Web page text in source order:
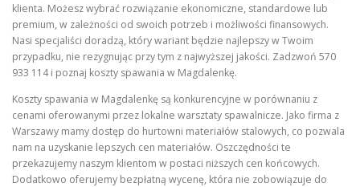
klienta. Możesz wybrać rozwiązanie ekonomiczne, standardowe lub
premium, w zależności od swoich potrzeb i możliwości finansowych.
Nasi specjaliści doradzą, który wariant będzie najlepszy w Twoim
przypadku, nie rezygnując przy tym z najwyższej jakości. Zadzwoń 570
933 114 i poznaj koszty spawania w Magdalenkę.
Koszty spawania w Magdalenkę są konkurencyjne w porównaniu z
cenami oferowanymi przez lokalne warsztaty spawalnicze. Jako firma z
Warszawy mamy dostęp do hurtowni materiałów stalowych, co pozwala
nam na uzyskanie lepszych cen materiałów. Oszczędności te
przekazujemy naszym klientom w postaci niższych cen końcowych.
Dodatkowo oferujemy bezpłatną wycenę, która nie zobowiązuje do